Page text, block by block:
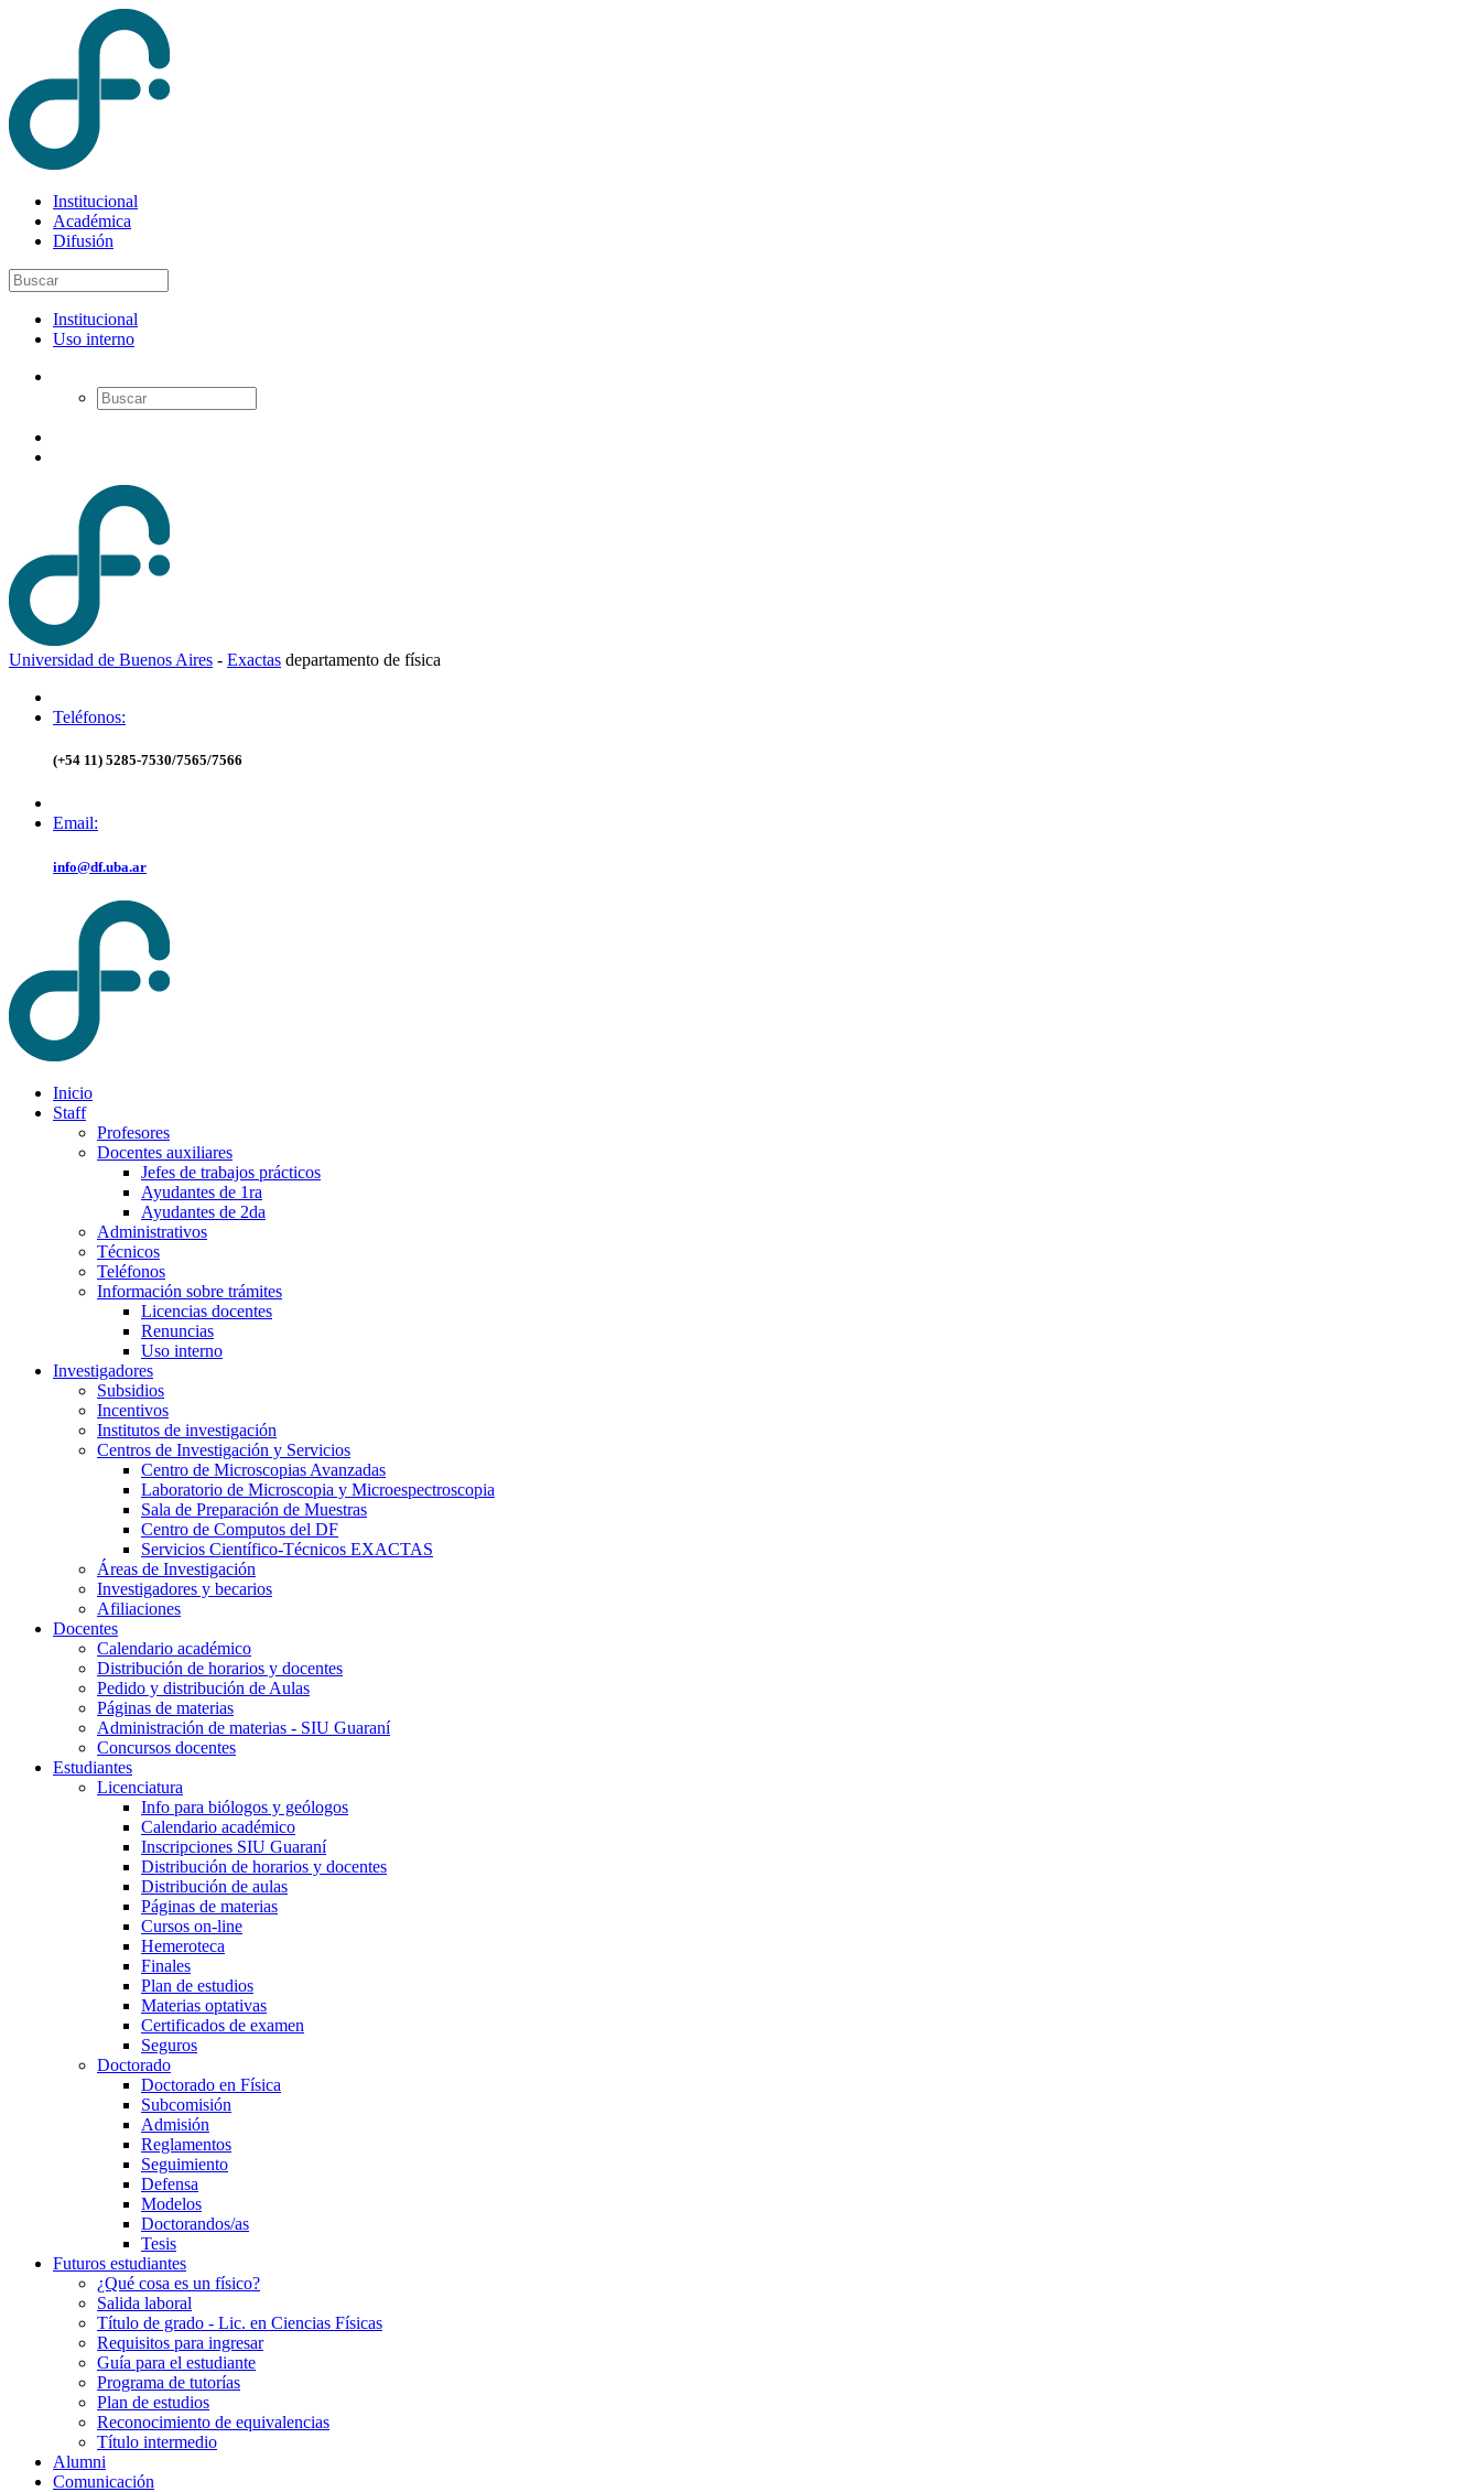
Institucional
Académica
Difusión
Institucional
Uso interno
Universidad de Buenos Aires - Exactas departamento de física
Teléfonos:
(+54 11) 5285-7530/7565/7566
Email:
info@df.uba.ar
Inicio
Staff
Profesores
Docentes auxiliares
Jefes de trabajos prácticos
Ayudantes de 1ra
Ayudantes de 2da
Administrativos
Técnicos
Teléfonos
Información sobre trámites
Licencias docentes
Renuncias
Uso interno
Investigadores
Subsidios
Incentivos
Institutos de investigación
Centros de Investigación y Servicios
Centro de Microscopias Avanzadas
Laboratorio de Microscopia y Microespectroscopia
Sala de Preparación de Muestras
Centro de Computos del DF
Servicios Científico-Técnicos EXACTAS
Áreas de Investigación
Investigadores y becarios
Afiliaciones
Docentes
Calendario académico
Distribución de horarios y docentes
Pedido y distribución de Aulas
Páginas de materias
Administración de materias - SIU Guaraní
Concursos docentes
Estudiantes
Licenciatura
Info para biólogos y geólogos
Calendario académico
Inscripciones SIU Guaraní
Distribución de horarios y docentes
Distribución de aulas
Páginas de materias
Cursos on-line
Hemeroteca
Finales
Plan de estudios
Materias optativas
Certificados de examen
Seguros
Doctorado
Doctorado en Física
Subcomisión
Admisión
Reglamentos
Seguimiento
Defensa
Modelos
Doctorandos/as
Tesis
Futuros estudiantes
¿Qué cosa es un físico?
Salida laboral
Título de grado - Lic. en Ciencias Físicas
Requisitos para ingresar
Guía para el estudiante
Programa de tutorías
Plan de estudios
Reconocimiento de equivalencias
Título intermedio
Alumni
Comunicación